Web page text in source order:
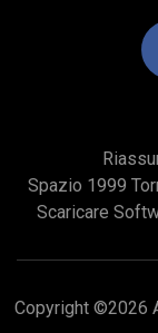
Spazio 1999
Scaricare
Copyright ©2026